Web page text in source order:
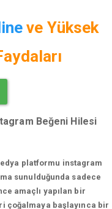
ve Yüksek
Beğeni Hilesi
platformu instagram
sunulduğunda sadece
amaçlı yapılan bir
çoğalmaya başlayınca bir